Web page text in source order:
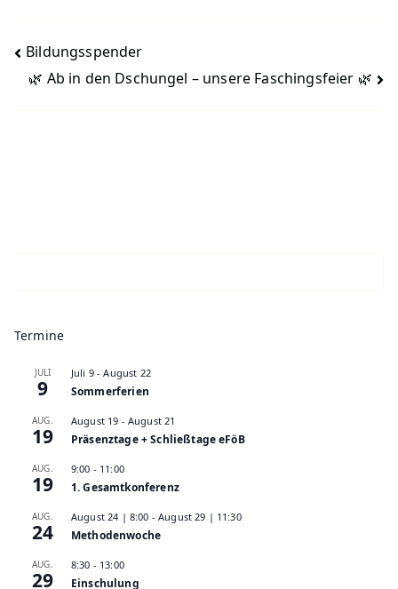
Beitragsnavigation
Bildungsspender
🌿 Ab in den Dschungel – unsere Faschingsfeier 🌿
Termine
JULI
9
Juli 9-August 22
Sommerferien
AUG.
19
August 19 - August 21
Präsenztage + Schließtage eFöB
AUG.
19
9:00 - 11:00
1. Gesamtkonferenz
AUG.
24
August 24 | 8:00 -August 29 | 11:30
Methodenwoche
AUG.
29
8:30 - 13:00
Einschulung